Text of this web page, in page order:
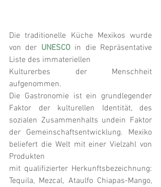
Die traditionelle Küche Mexikos wurde
von der UNESCO in die Repräsentative
Liste des immateriellen
Kulturerbes der Menschheit
aufgenommen.
Die Gastronomie ist ein grundlegender
Faktor der kulturellen Identität, des
sozialen Zusammenhalts undein Faktor
der Gemeinschaftsentwicklung. Mexiko
beliefert die Welt mit einer Vielzahl von
Produkten
mit qualifizierter Herkunftsbezeichnung:
Tequila, Mezcal, Ataulfo Chiapas-Mango,